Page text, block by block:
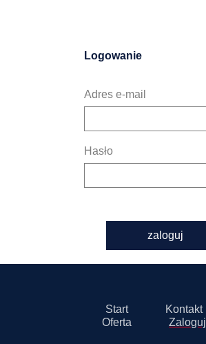
Logowanie
Adres e-mail
Hasło
zaloguj
Start
Kontakt
Oferta
Zaloguj